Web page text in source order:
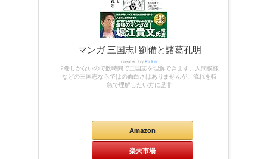
マンガ 三国志Ⅰ 劉備と諸葛孔明
created by Rinker
2巻しかないので数時間で三国志を理解できます。人間模様
などの三国志ならではの面白さはありませんが、流れを特
急で理解したい方に是非
Amazon
楽天市場